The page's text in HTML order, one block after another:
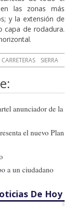
las zonas más
y la extensión de
capa de rodadura.
CARRETERAS SIERRA
anunciador de la
el nuevo Plan
a un ciudadano
De Hoy